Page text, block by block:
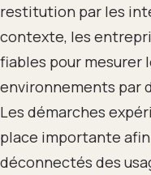
restitution par les
contexte, les
fiables pour mesurer
environnements par
Les démarches
place importante
déconnectés des